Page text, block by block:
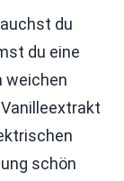
du
du eine
weichen
schön